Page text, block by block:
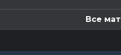
Все